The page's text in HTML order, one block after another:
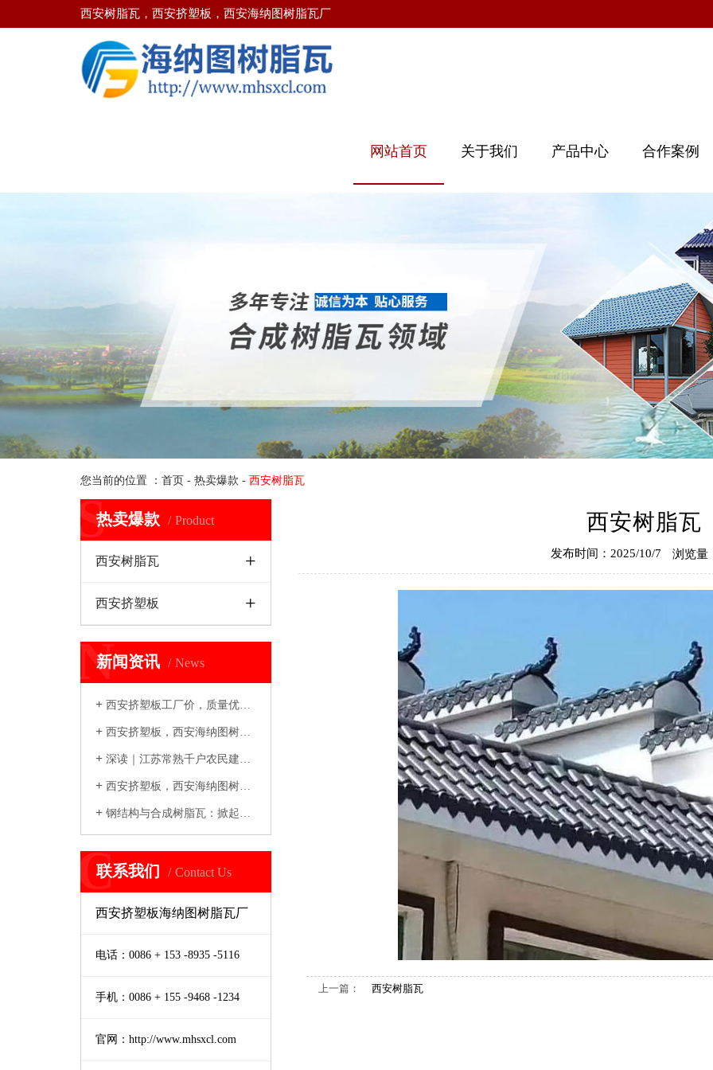
西安树脂瓦，西安挤塑板，西安海纳图树脂瓦厂
网站首页 关于我们 产品中心 合作案例
您当前的位置 ： 首页 - 热卖爆款 - 西安树脂瓦
热卖爆款 Product
S
西安树脂瓦 +
西安挤塑板 +
新闻资讯 News
N
+ 西安挤塑板工厂价，质量优选西安海纳图挤塑...
+ 西安挤塑板，西安海纳图树脂瓦厂建筑领域的...
+ 深读｜江苏常熟千户农民建房记
+ 西安挤塑板，西安海纳图树脂瓦厂创新发展，...
+ 钢结构与合成树脂瓦：掀起现代建筑绿色革命
联系我们 Contact Us
C
西安挤塑板海纳图树脂瓦厂
电话：0086 + 153 -8935 -5116
手机：0086 + 155 -9468 -1234
官网：http://www.mhsxcl.com
西安树脂瓦
发布时间：2025/10/7 浏览量
上一篇： 西安树脂瓦